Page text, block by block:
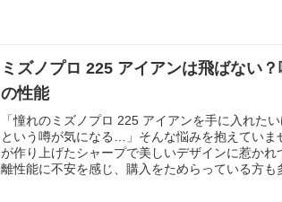
ミズノプロ 225 アイアンは飛ばない
の性能
「憧れのミズノプロ 225 アイアンを手に入れたい
という噂が気になる…」そんな悩みを抱えていま
が作り上げたシャープで美しいデザインに惹かれ
離性能に不安を感じ、購入をためらっている方も